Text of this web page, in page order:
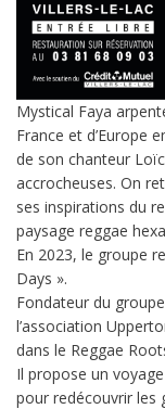
Mystical Faya
France et d’Europe
de son chanteur
accrocheuses. On
ses inspirations du
paysage reggae
En 2023, le groupe
Days ».
Fondateur du
l’association
dans le Reggae
Il propose un
pour redécouvrir les